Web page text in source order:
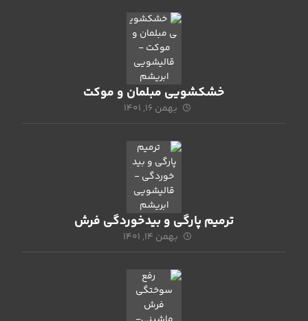
خشکشویی مبلمان و موکت
بهمن ۱۶, ۱۴۰۱
ترمیم پارگی و بیدخوردگی فرش
بهمن ۱۴, ۱۴۰۱